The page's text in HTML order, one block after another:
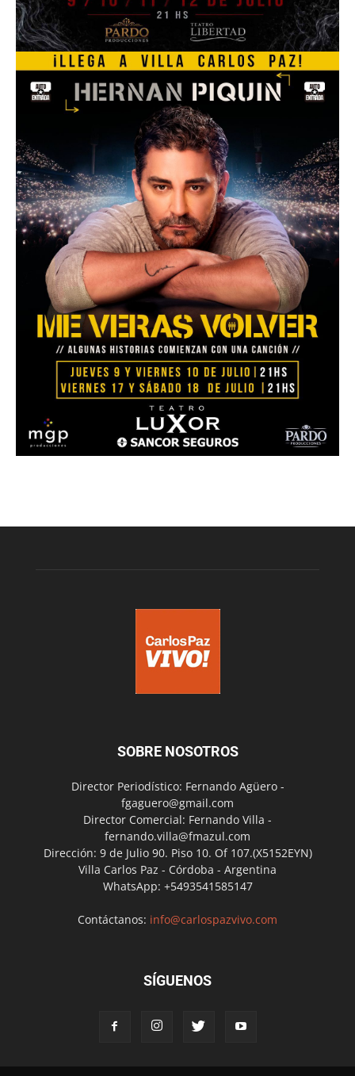
SOBRE NOSOTROS
Director Periodístico: Fernando Agüero -
fgaguero@gmail.com
Director Comercial: Fernando Villa -
fernando.villa@fmazul.com
Dirección: 9 de Julio 90. Piso 10. Of 107.(X5152EYN)
Villa Carlos Paz - Córdoba - Argentina
WhatsApp: +5493541585147
Contáctanos: info@carlospazvivo.com
SÍGUENOS